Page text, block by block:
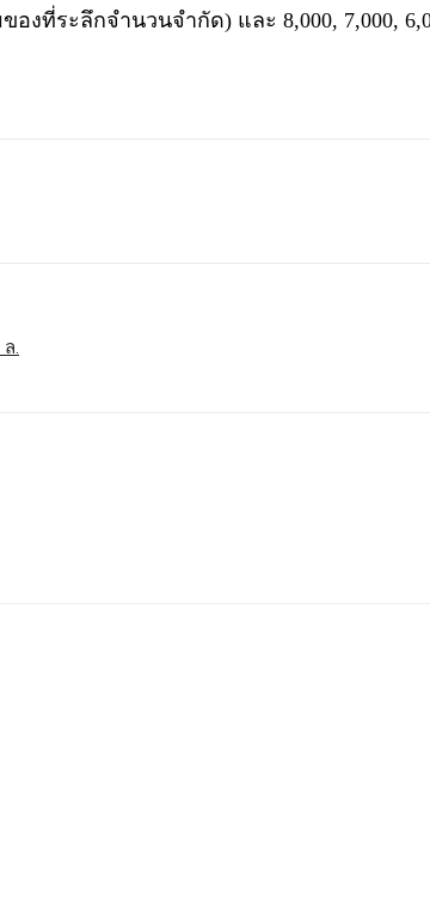
ที่ระลึกจำนวนจำกัด) และ 8,000, 7,000,
.